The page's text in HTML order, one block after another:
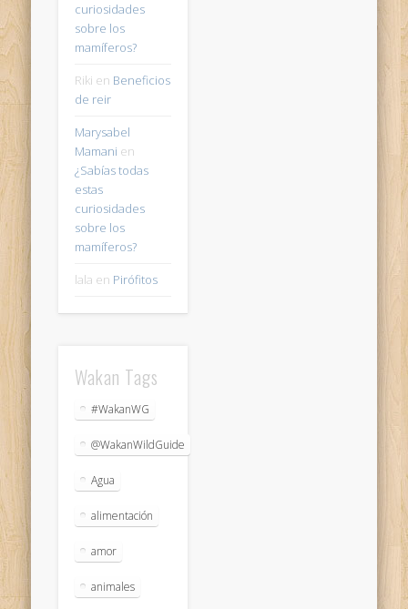
curiosidades
sobre los
mamíferos?
Riki en Beneficios
de reir
Marysabel
Mamani en
¿Sabías todas
estas
curiosidades
sobre los
mamíferos?
lala en Pirófitos
Wakan Tags
#WakanWG
@WakanWildGuide
Agua
alimentación
amor
animales